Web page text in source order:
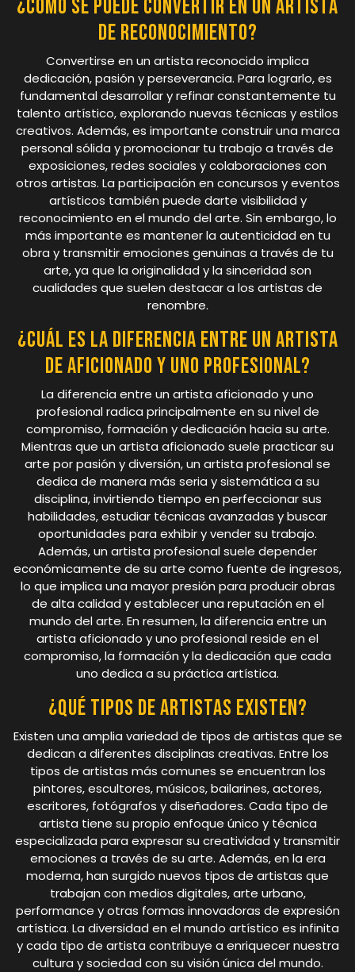
¿Cómo se puede convertir en un artista
de reconocimiento?
Convertirse en un artista reconocido implica
dedicación, pasión y perseverancia. Para lograrlo, es
fundamental desarrollar y refinar constantemente tu
talento artístico, explorando nuevas técnicas y estilos
creativos. Además, es importante construir una marca
personal sólida y promocionar tu trabajo a través de
exposiciones, redes sociales y colaboraciones con
otros artistas. La participación en concursos y eventos
artísticos también puede darte visibilidad y
reconocimiento en el mundo del arte. Sin embargo, lo
más importante es mantener la autenticidad en tu
obra y transmitir emociones genuinas a través de tu
arte, ya que la originalidad y la sinceridad son
cualidades que suelen destacar a los artistas de
renombre.
¿Cuál es la diferencia entre un artista
de aficionado y uno profesional?
La diferencia entre un artista aficionado y uno
profesional radica principalmente en su nivel de
compromiso, formación y dedicación hacia su arte.
Mientras que un artista aficionado suele practicar su
arte por pasión y diversión, un artista profesional se
dedica de manera más seria y sistemática a su
disciplina, invirtiendo tiempo en perfeccionar sus
habilidades, estudiar técnicas avanzadas y buscar
oportunidades para exhibir y vender su trabajo.
Además, un artista profesional suele depender
económicamente de su arte como fuente de ingresos,
lo que implica una mayor presión para producir obras
de alta calidad y establecer una reputación en el
mundo del arte. En resumen, la diferencia entre un
artista aficionado y uno profesional reside en el
compromiso, la formación y la dedicación que cada
uno dedica a su práctica artística.
¿Qué tipos de artistas existen?
Existen una amplia variedad de tipos de artistas que se
dedican a diferentes disciplinas creativas. Entre los
tipos de artistas más comunes se encuentran los
pintores, escultores, músicos, bailarines, actores,
escritores, fotógrafos y diseñadores. Cada tipo de
artista tiene su propio enfoque único y técnica
especializada para expresar su creatividad y transmitir
emociones a través de su arte. Además, en la era
moderna, han surgido nuevos tipos de artistas que
trabajan con medios digitales, arte urbano,
performance y otras formas innovadoras de expresión
artística. La diversidad en el mundo artístico es infinita
y cada tipo de artista contribuye a enriquecer nuestra
cultura y sociedad con su visión única del mundo.